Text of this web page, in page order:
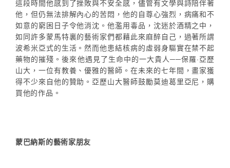
這段時間他感到了挫敗與不安全感，儘管有文學與詩陪伴著
他，但仍無法排解內心的苦悶，他的自尊心強烈，病痛和不
如意的窮困日子令他消沈。他濫用毒品，沈迷於酒精之中，
如同許多蒙馬特裏的藝術家們都藉此來麻醉自己，過著所謂
波希米亞式的生活。然而他患結核病的虛弱身驅實在禁不起
藥物的摧殘。後來他遇見了生命中的一大貴人──保羅·亞歷
山大，一位有教養、優雅的醫師。在未來的七年間，畫家獲
得不少來自他的贊助。亞歷山大醫師鼓勵莫迪葛里亞尼，購
買他的作品。
蒙巴納斯的藝術家朋友